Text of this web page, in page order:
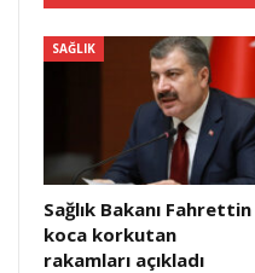
SAĞLIK
Sağlık Bakanı Fahrettin
koca korkutan
rakamları açıkladı